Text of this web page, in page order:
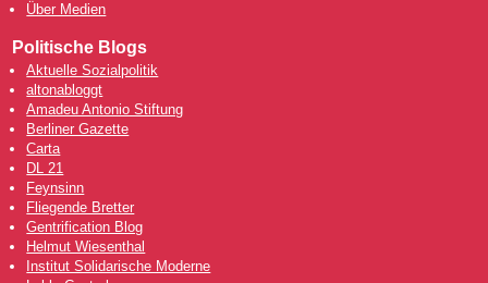
Über Medien
Politische Blogs
Aktuelle Sozialpolitik
altonabloggt
Amadeu Antonio Stiftung
Berliner Gazette
Carta
DL 21
Feynsinn
Fliegende Bretter
Gentrification Blog
Helmut Wiesenthal
Institut Solidarische Moderne